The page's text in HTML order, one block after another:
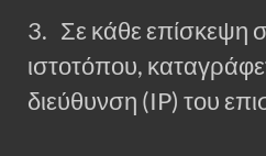
3. Σε κάθε επίσκεψη
ιστοτόπου,
διεύθυνση (IP) του